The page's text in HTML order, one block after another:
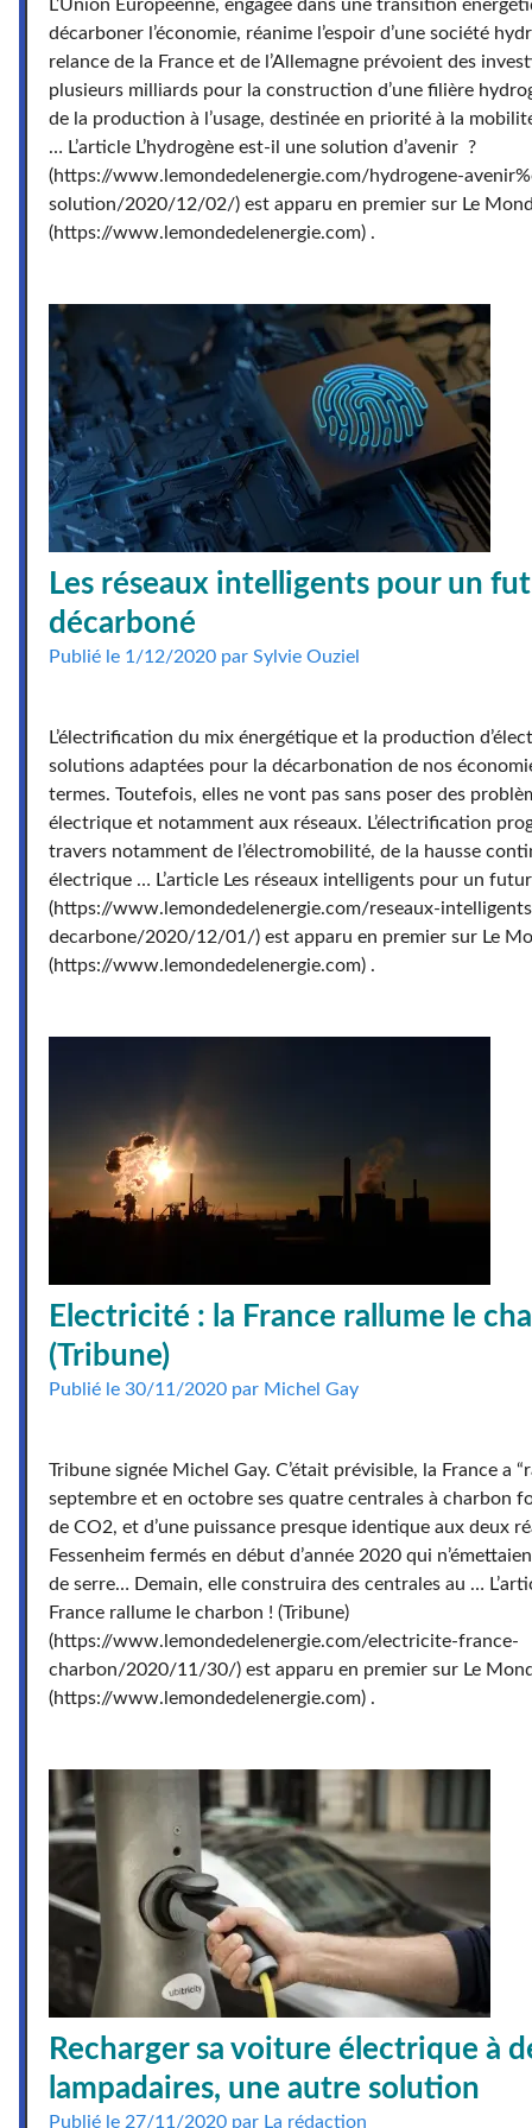
L’Union Européenne, engagée dans une transition
décarboner l’économie, réanime l’espoir d’une société
relance de la France et de l’Allemagne prévoient des
plusieurs milliards pour la construction d’une filière
de la production à l’usage, destinée en priorité à la
… L’article L’hydrogène est-il une solution d’avenir ?
(https://www.lemondedelenergie.com/hydrogene-
solution/2020/12/02/) est apparu en premier sur Le
(https://www.lemondedelenergie.com) .
Les réseaux intelligents pour un
décarboné
Publié le 1/12/2020 par Sylvie Ouziel
L’électrification du mix énergétique et la production
solutions adaptées pour la décarbonation de nos
termes. Toutefois, elles ne vont pas sans poser des
électrique et notamment aux réseaux. L’électrification
travers notamment de l’électromobilité, de la hausse
électrique … L’article Les réseaux intelligents pour un
(https://www.lemondedelenergie.com/reseaux-
decarbone/2020/12/01/) est apparu en premier sur Le
(https://www.lemondedelenergie.com) .
Electricité : la France rallume le
(Tribune)
Publié le 30/11/2020 par Michel Gay
Tribune signée Michel Gay. C’était prévisible, la France a
septembre et en octobre ses quatre centrales à charbon
de CO2, et d’une puissance presque identique aux deux
Fessenheim fermés en début d’année 2020 qui
de serre… Demain, elle construira des centrales au …
France rallume le charbon ! (Tribune)
(https://www.lemondedelenergie.com/electricite-france-
charbon/2020/11/30/) est apparu en premier sur Le
(https://www.lemondedelenergie.com) .
Recharger sa voiture électrique à
lampadaires, une autre solution
Publié le 27/11/2020 par La rédaction